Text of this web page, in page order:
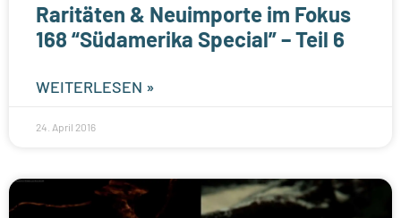
Raritäten & Neuimporte im Fokus
168 “Südamerika Special” – Teil 6
WEITERLESEN »
24. April 2016